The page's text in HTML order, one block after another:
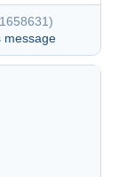
)
message